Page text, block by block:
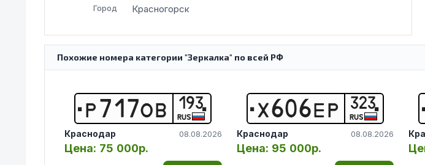
Город Красногорск
Похожие номера категории "Зеркалка" по всей РФ
Р 71 7ОВ 193
RUS
Краснодар 08.08.2026
Цена: 75 000р.
Х606ЕР 323
RUS
Краснодар 08.08.2026
Цена: 95 000р.